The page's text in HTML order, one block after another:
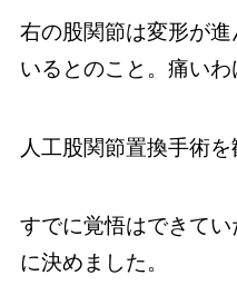
右の股関節は変形が
いるとのこと。痛いわ
人工股関節置換手術を
すでに覚悟はできて
に決めました。